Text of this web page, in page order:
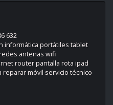
632
informática portátiles tablet
antenas wifi
router pantalla rota ipad
reparar móvil servicio técnico